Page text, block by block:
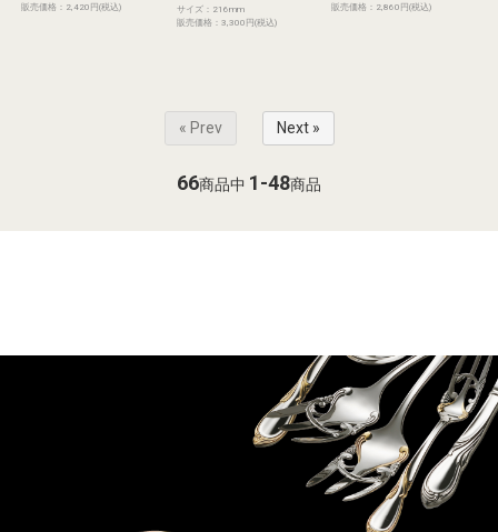
販売価格：2,420円(税込)
サイズ：216mm
販売価格：3,300円(税込)
販売価格：2,860円(税込)
« Prev Next »
66商品中 1-48商品